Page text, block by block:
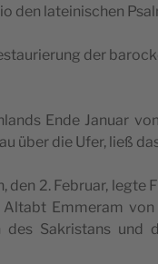
den latei­ni­schen
der
Ende Janu­ar
über die Ufer, ließ
den 2. Febru­ar, leg­te
Emmer­am
Sakristans und